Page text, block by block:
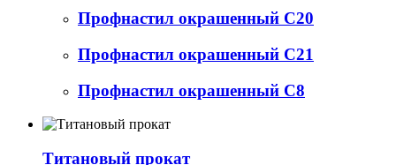
Профнастил окрашенный С20
Профнастил окрашенный С21
Профнастил окрашенный С8
Титановый прокат